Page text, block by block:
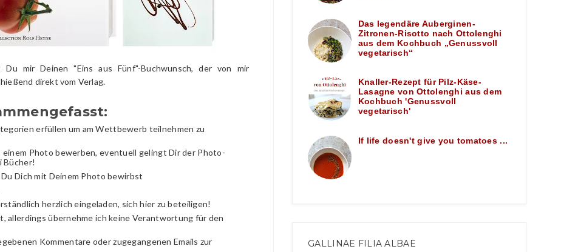
mir Deinen "Eins aus Fünf"-Buchwunsch, der von mir
direkt vom Verlag.
erfüllen um am Wettbewerb teilnehmen zu
Photo bewerben, eventuell gelingt Dir der Photo-
Bücher!
Dich mit Deinem Photo bewirbst
herzlich eingeladen, sich hier zu beteiligen!
allerdings übernehme ich keine Verantwortung für den
Kommentare oder zugegangenen Emails zur
Das legendäre Auberginen-
Zitronen-Risotto nach Ottolenghi
aus dem Kochbuch „Genussvoll
vegetarisch“
Knaller-Rezept für Pilz-Käse-
Lasagne von Ottolenghi aus dem
Kochbuch 'Genussvoll
vegetarisch'
If life doesn't give you tomatoes ...
GALLINAE FILIA ALBAE